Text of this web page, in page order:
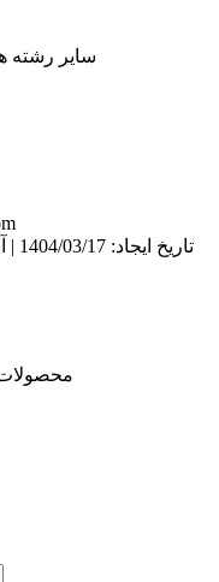
سایر رشته
تاریخ ایجاد: 1404/03/17 |